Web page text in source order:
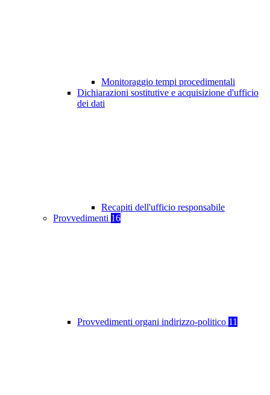
Monitoraggio tempi procedimentali
Dichiarazioni sostitutive e acquisizione d'ufficio
dei dati
Recapiti dell'ufficio responsabile
Provvedimenti 16
Provvedimenti organi indirizzo-politico 11